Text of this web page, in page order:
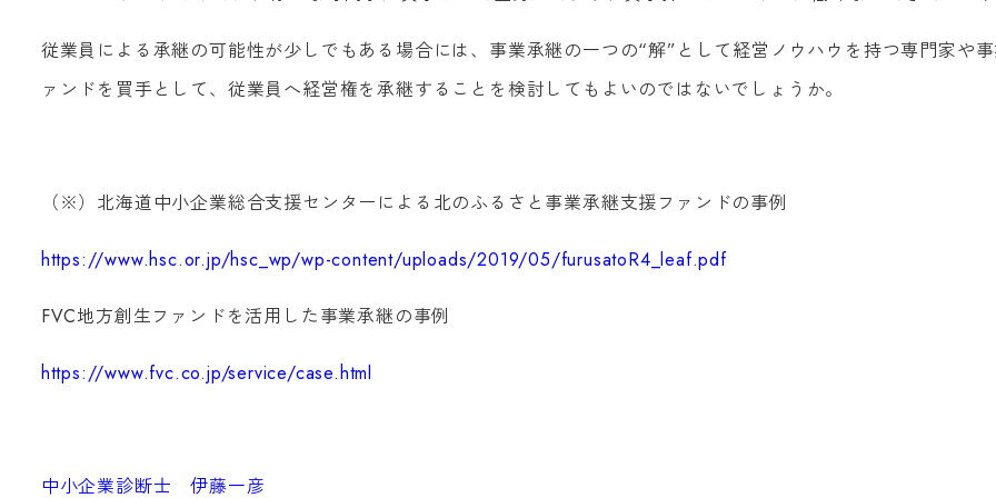
従業員による承継の可能性が少しでもある場合には、事業承継の一つの“解”として経営ノウハウを持つ専門家や
ァンドを買手として、従業員へ経営権を承継することを検討してもよいのではないでしょうか。
（※）北海道中小企業総合支援センターによる北のふるさと事業承継支援ファンドの事例
https://www.hsc.or.jp/hsc_wp/wp-content/uploads/2019/05/furusatoR4_leaf.pdf
FVC地方創生ファンドを活用した事業承継の事例
https://www.fvc.co.jp/service/case.html
中小企業診断士 伊藤一彦